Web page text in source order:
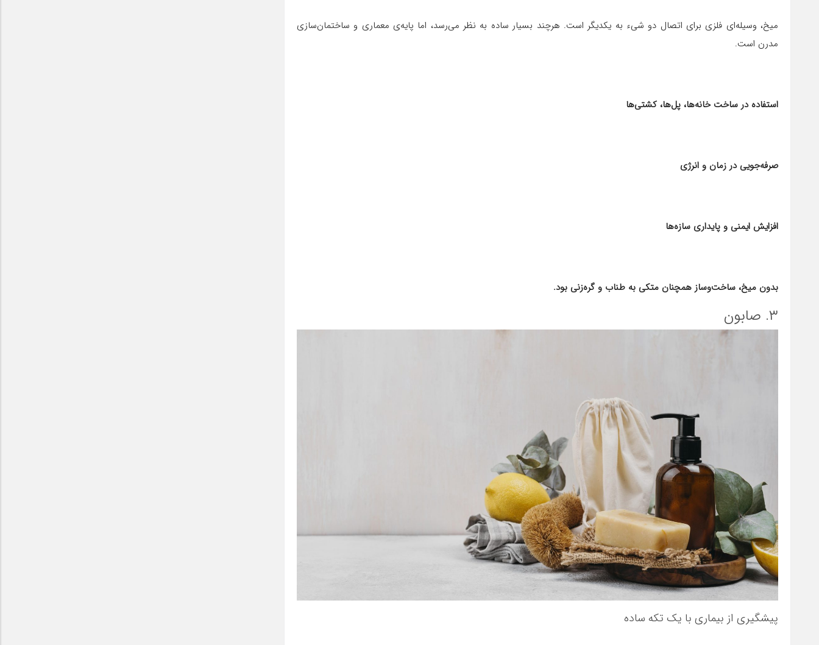
میخ، وسیله‌ای فلزی برای اتصال دو شیء به یکدیگر است. هرچند بسیار ساده به نظر می‌رسد، اما پایه‌ی معماری و ساختمان‌سازی
مدرن است.
استفاده در ساخت خانه‌ها، پل‌ها، کشتی‌ها
صرفه‌جویی در زمان و انرژی
افزایش ایمنی و پایداری سازه‌ها
بدون میخ، ساخت‌وساز همچنان متکی به طناب و گره‌زنی بود.
۳. صابون
پیشگیری از بیماری با یک تکه ساده